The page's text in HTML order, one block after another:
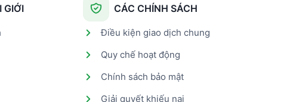
GIỚI CÁC CHÍNH SÁCH
Điều kiện giao dịch chung
Quy chế hoạt động
Chính sách bảo mật
Giải quyết khiếu nại